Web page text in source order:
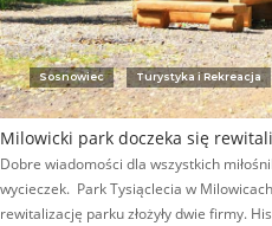
Sosnowiec Turystyka i Rekreacja
Milowicki park doczeka się
Dobre wiadomości dla wszystkich
wycieczek. Park Tysiąclecia w
rewitalizację parku złożyły dwie firmy.